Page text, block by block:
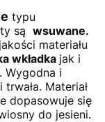
typu
są wsuwane.
materiału
wkładka jak i
Wygodna i
Materiał
dopasowuje się
do jesieni.